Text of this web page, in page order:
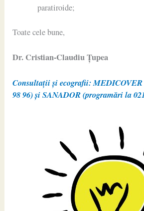
paratiroide;
Toate cele bune,
Dr. Cristian-Claudiu Ţupea
Consultații și ecografii:
98 96) și SANADOR (programări la